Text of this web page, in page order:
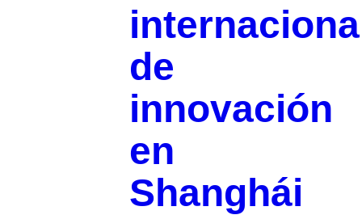
de
innovación
en
Shanghái